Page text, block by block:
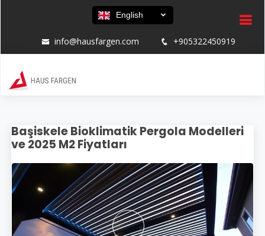
English
info@hausfargen.com +905322450919
Başiskele Bioklimatik Pergola Modelleri
ve 2025 M2 Fiyatları